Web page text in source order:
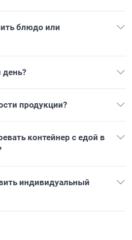
блюдо или
день?
продукции?
контейнер с едой в
индивидуальный